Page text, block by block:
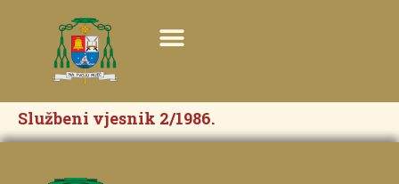
Službeni vjesnik 2/1986.